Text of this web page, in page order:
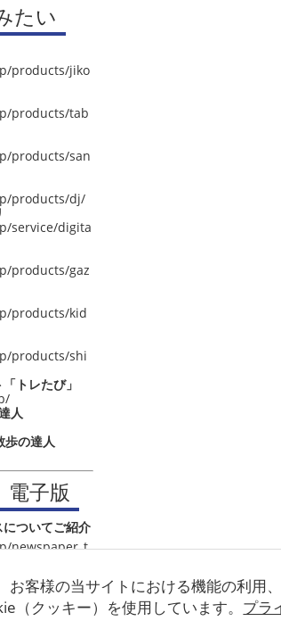
お客様の当サイトにおける機能の利用
（クッキー）を使用しています。 プラ
たい
products/jiko
products/tab
products/san
products/dj/
service/digita
products/gaz
products/kid
products/shi
トレたび」
人
歩の達人
子版
ついてご紹介
newspaper_t